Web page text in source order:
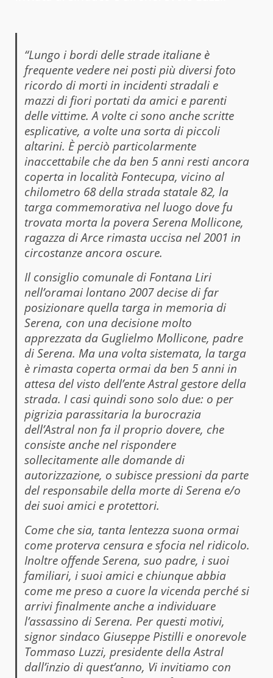
“Lungo i bordi delle strade italiane è
frequente vedere nei posti più diversi foto
ricordo di morti in incidenti stradali e
mazzi di fiori portati da amici e parenti
delle vittime. A volte ci sono anche scritte
esplicative, a volte una sorta di piccoli
altarini. È perciò particolarmente
inaccettabile che da ben 5 anni resti ancora
coperta in località Fontecupa, vicino al
chilometro 68 della strada statale 82, la
targa commemorativa nel luogo dove fu
trovata morta la povera Serena Mollicone,
ragazza di Arce rimasta uccisa nel 2001 in
circostanze ancora oscure.
Il consiglio comunale di Fontana Liri
nell’oramai lontano 2007 decise di far
posizionare quella targa in memoria di
Serena, con una decisione molto
apprezzata da Guglielmo Mollicone, padre
di Serena. Ma una volta sistemata, la targa
è rimasta coperta ormai da ben 5 anni in
attesa del visto dell’ente Astral gestore della
strada. I casi quindi sono solo due: o per
pigrizia parassitaria la burocrazia
dell’Astral non fa il proprio dovere, che
consiste anche nel rispondere
sollecitamente alle domande di
autorizzazione, o subisce pressioni da parte
del responsabile della morte di Serena e/o
dei suoi amici e protettori.
Come che sia, tanta lentezza suona ormai
come proterva censura e sfocia nel ridicolo.
Inoltre offende Serena, suo padre, i suoi
familiari, i suoi amici e chiunque abbia
come me preso a cuore la vicenda perché si
arrivi finalmente anche a individuare
l’assassino di Serena. Per questi motivi,
signor sindaco Giuseppe Pistilli e onorevole
Tommaso Luzzi, presidente della Astral
dall’inzio di quest’anno, Vi invitiamo con